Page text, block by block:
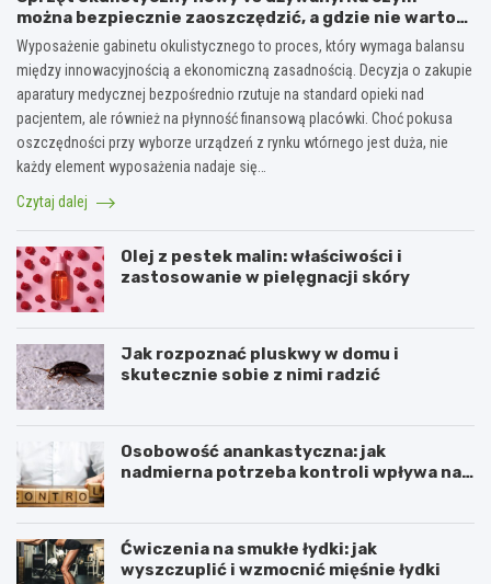
można bezpiecznie zaoszczędzić, a gdzie nie warto
ryzykować?
Wyposażenie gabinetu okulistycznego to proces, który wymaga balansu
między innowacyjnością a ekonomiczną zasadnością. Decyzja o zakupie
aparatury medycznej bezpośrednio rzutuje na standard opieki nad
pacjentem, ale również na płynność finansową placówki. Choć pokusa
oszczędności przy wyborze urządzeń z rynku wtórnego jest duża, nie
każdy element wyposażenia nadaje się…
Czytaj dalej
Olej z pestek malin: właściwości i
zastosowanie w pielęgnacji skóry
Jak rozpoznać pluskwy w domu i
skutecznie sobie z nimi radzić
Osobowość anankastyczna: jak
nadmierna potrzeba kontroli wpływa na
Ćwiczenia na smukłe łydki: jak
wyszczuplić i wzmocnić mięśnie łydki